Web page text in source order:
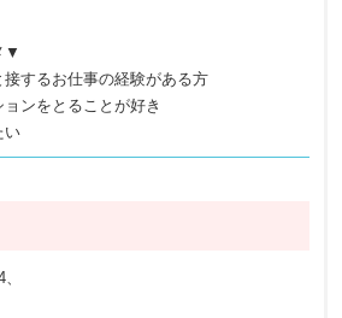
▼
接するお仕事の経験がある方
ンをとることが好き
い